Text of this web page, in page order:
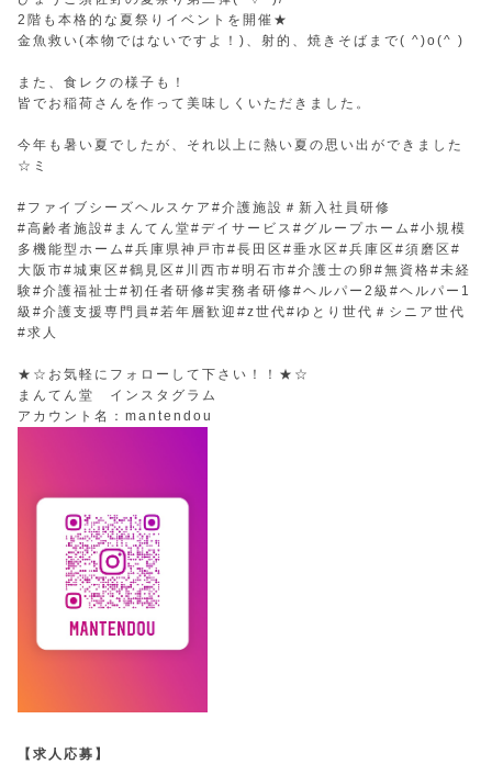
2階も本格的な夏祭りイベントを開催★
金魚救い(本物ではないですよ！)、射的、焼きそばまで( ^)o(^ )
また、食レクの様子も！
皆でお稲荷さんを作って美味しくいただきました。
今年も暑い夏でしたが、それ以上に熱い夏の思い出ができました
☆ミ
#ファイブシーズヘルスケア#介護施設＃新入社員研修
#高齢者施設#まんてん堂#デイサービス#グループホーム#小規模
多機能型ホーム#兵庫県神戸市#長田区#垂水区#兵庫区#須磨区#
大阪市#城東区#鶴見区#川西市#明石市#介護士の卵#無資格#未経
験#介護福祉士#初任者研修#実務者研修#ヘルパー2級#ヘルパー1
級#介護支援専門員#若年層歓迎#z世代#ゆとり世代＃シニア世代
#求人
★☆お気軽にフォローして下さい！！★☆
まんてん堂 インスタグラム
アカウント名：mantendou
【求人応募】